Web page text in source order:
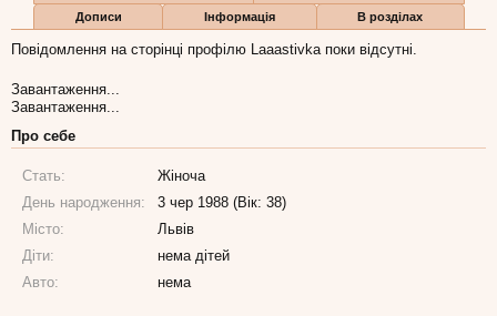
Дописи
Інформація В розділах
Повідомлення на сторінці профілю Laaastivka поки відсутні.
Завантаження...
Завантаження...
Про себе
Стать:
Жіноча
День народження:
3 чер 1988 (Вік: 38)
Місто:
Львів
Діти:
нема дітей
Авто:
нема